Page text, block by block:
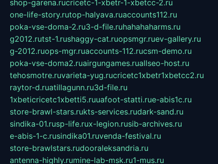
shop-garena.rucricetc-1-xbetr-1-xbetcc-2.ru
one-life-story.rutop-halyava.ruaccounts112.ru
poka-vse-doma-2.ru3-d-file.ruhahahaharms.ru
g2012.rutst-1.rushaggy-cat.ruopsmgr.ruev-gallery.ru
g-2012.ruops-mgr.ruaccounts-112.rucsm-demo.ru
poka-vse-doma2.ruairgungames.ruallseo-host.ru
tehosmotre.ruvarieta-yug.rucricetc1xbetr1xbetcc2.ru
raytor-d.ruatillagunn.ru3d-file.ru
1xbeticricetc1xbetti5.ruuafoot-statti.rue-abis1c.ru
store-brawl-stars.rukts-services.rudark-sand.ru
sindika-01.rusp-life.rux-legion.rusib-archives.ru
e-abis-1-c.rusindika01.ruvenda-festival.ru
store-brawlstars.rudooraleksandria.ru
antenna-highly.rumine-lab-msk.ru1-mus.ru